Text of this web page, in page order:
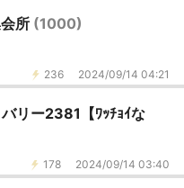
所 (1000)
236 2024/09/14 04:21
リー2381【ﾜｯﾁｮｲな
178 2024/09/14 03:40